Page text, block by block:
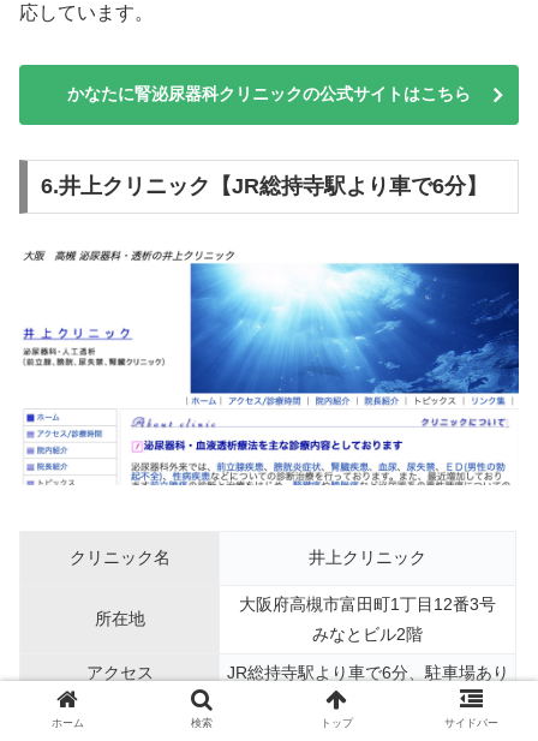
応しています。
かなたに腎泌尿器科クリニックの公式サイトはこちら
6.井上クリニック【JR総持寺駅より車で6分】
クリニック名 井上クリニック
所在地
大阪府高槻市富田町1丁目12番3号
みなとビル2階
アクセス
JR総持寺駅より車で6分、駐車場あり
072-690-3315
ホーム 検索 トップ サイドバー